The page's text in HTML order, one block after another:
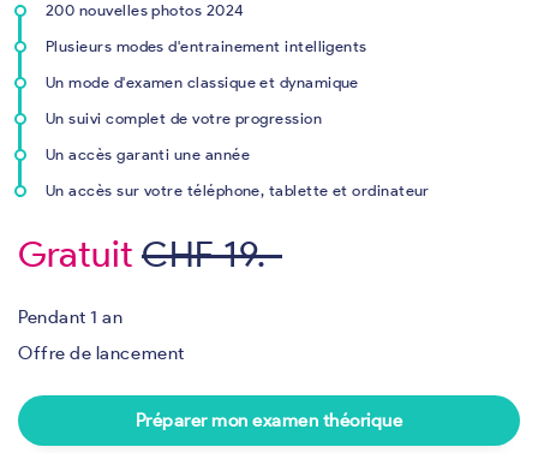
200 nouvelles photos 2024
Plusieurs modes d'entrainement intelligents
Un mode d'examen classique et dynamique
Un suivi complet de votre progression
Un accès garanti une année
Un accès sur votre téléphone, tablette et ordinateur
Gratuit CHF 19.-
Pendant 1 an
Offre de lancement
Préparer mon examen théorique